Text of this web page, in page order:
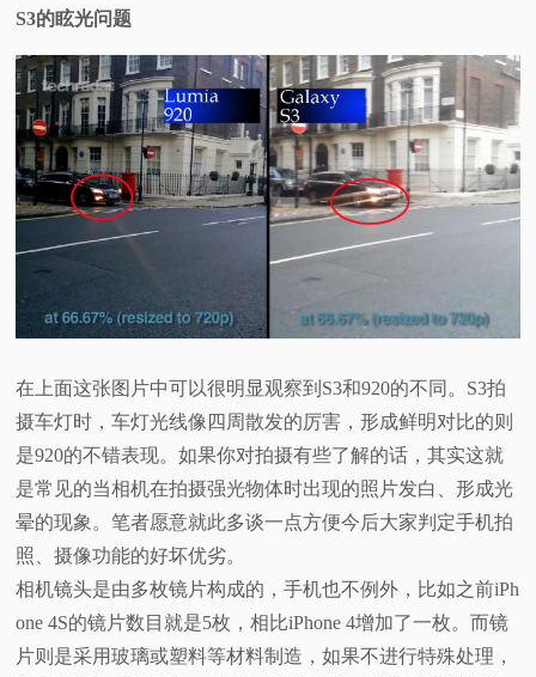
S3的眩光问题
在上面这张图片中可以很明显观察到S3和920的不同。S3拍
摄车灯时，车灯光线像四周散发的厉害，形成鲜明对比的则
是920的不错表现。如果你对拍摄有些了解的话，其实这就
是常见的当相机在拍摄强光物体时出现的照片发白、形成光
晕的现象。笔者愿意就此多谈一点方便今后大家判定手机拍
照、摄像功能的好坏优劣。
相机镜头是由多枚镜片构成的，手机也不例外，比如之前iPh
one 4S的镜片数目就是5枚，相比iPhone 4增加了一枚。而镜
片则是采用玻璃或塑料等材料制造，如果不进行特殊处理，